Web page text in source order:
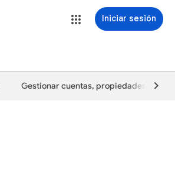
Iniciar sesión
Gestionar cuentas, propiedades y